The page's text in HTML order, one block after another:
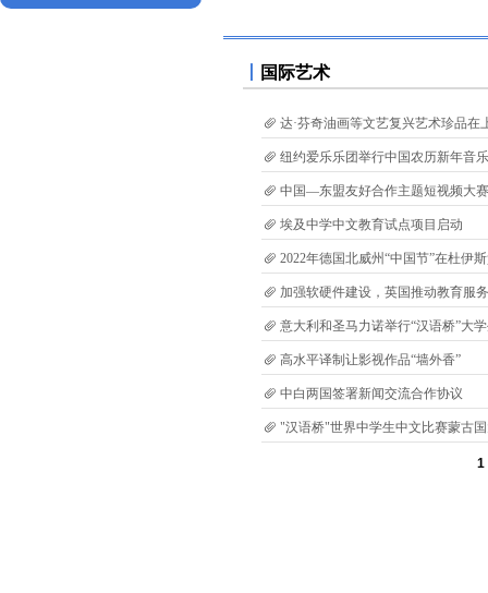
国际艺术
达·芬奇油画等文艺复兴艺术珍品在
纽约爱乐乐团举行中国农历新年音
中国—东盟友好合作主题短视频大
埃及中学中文教育试点项目启动
2022年德国北威州“中国节”在杜伊
加强软硬件建设，英国推动教育服
意大利和圣马力诺举行“汉语桥”大
高水平译制让影视作品“墙外香”
中白两国签署新闻交流合作协议
"汉语桥"世界中学生中文比赛蒙古
1